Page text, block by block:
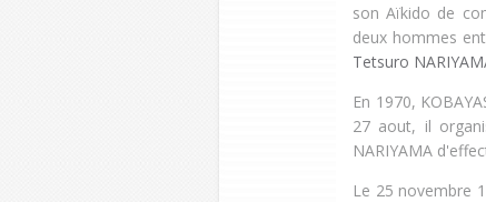
son Aïkido de
deux hommes
Tetsuro
En 1970,
27 aout, il
NARIYAMA
Le 25 novembre